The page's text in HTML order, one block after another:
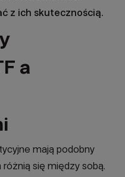
z ich skutecznością.
a
mają podobny
się między sobą.